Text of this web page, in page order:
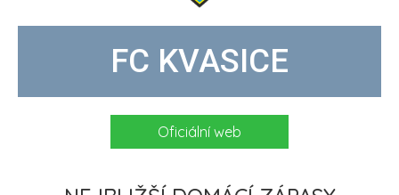
FC KVASICE
Oficiální web